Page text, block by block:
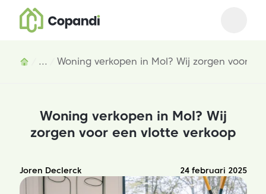
... Woning verkopen in Mol? Wij zorgen voor
Woning verkopen in Mol? Wij
zorgen voor een vlotte verkoop
Joren Declerck 24 februari 2025